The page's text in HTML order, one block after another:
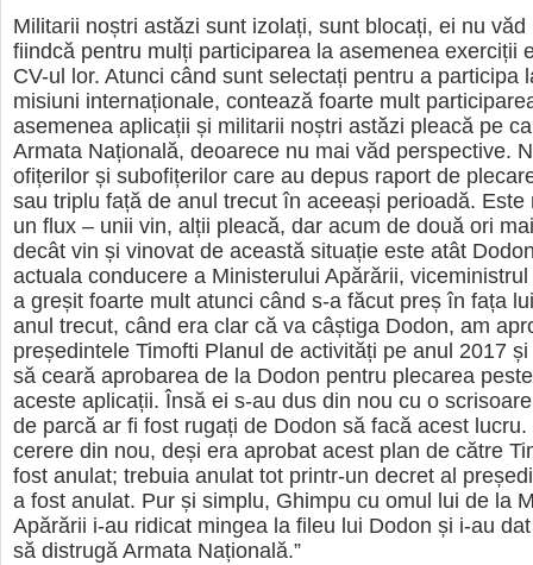
Militarii noștri astăzi sunt izolați, sunt blocați, ei nu văd
fiindcă pentru mulți participarea la asemenea exerciții
CV-ul lor. Atunci când sunt selectați pentru a participa
misiuni internaționale, contează foarte mult
asemenea aplicații și militarii noștri astăzi pleacă pe
Armata Națională, deoarece nu mai văd perspective.
ofițerilor și subofițerilor care au depus raport de
sau triplu față de anul trecut în aceeași perioadă. Este
un flux – unii vin, alții pleacă, dar acum de două ori
decât vin și vinovat de această situație este atât
actuala conducere a Ministerului Apărării,
a greșit foarte mult atunci când s-a făcut preș în fața
anul trecut, când era clar că va câștiga Dodon, am
președintele Timofti Planul de activități pe anul 2017
să ceară aprobarea de la Dodon pentru plecarea
aceste aplicații. Însă ei s-au dus din nou cu o
de parcă ar fi fost rugați de Dodon să facă acest
cerere din nou, deși era aprobat acest plan de către
fost anulat; trebuia anulat tot printr-un decret al
a fost anulat. Pur și simplu, Ghimpu cu omul lui de la
Apărării i-au ridicat mingea la fileu lui Dodon și i-au
să distrugă Armata Națională.”